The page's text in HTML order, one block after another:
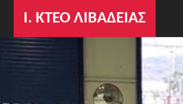
Ι. ΚΤΕΟ ΛΙΒΑΔΕΙΑΣ